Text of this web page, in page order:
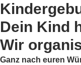
Dein Kind
Wir
Ganz nach euren